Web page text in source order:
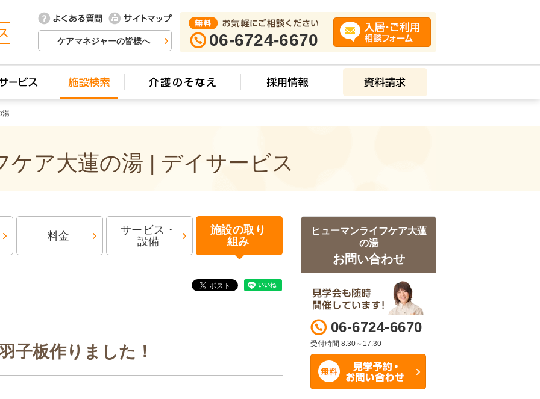
ケアマネジャーの皆様へ 06-6724-6670
湯
ケア大蓮の湯 | デイサービス
料金
サービス・
設備
施設の取り
組み
子板作りました！
ヒューマンライフケア大蓮
の湯
お問い合わせ
06-6724-6670
受付時間 8:30～17:30